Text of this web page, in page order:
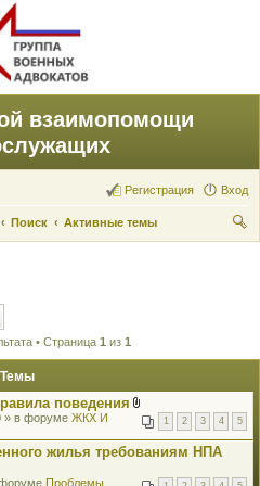
взаимопомощи
Вход
Регистрация
Поиск
Активные темы
• Страница 1 из 1
Темы
поведения
В
л
о
ж
н
1 2 3 4 5
» в форуме ЖКХ И
жилья требованиям НПА
Проблемы